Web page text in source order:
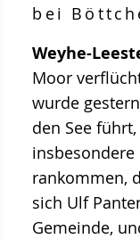
bei
Weyhe-
Moor
wurde
den See
insbesondere
rankommen,
sich Ulf
Gemeinde,